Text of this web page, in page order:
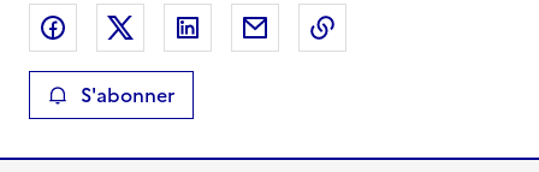
Partager sur Facebook
Partager sur XPartager sur LinkedIn
Partager par email
S'abonner